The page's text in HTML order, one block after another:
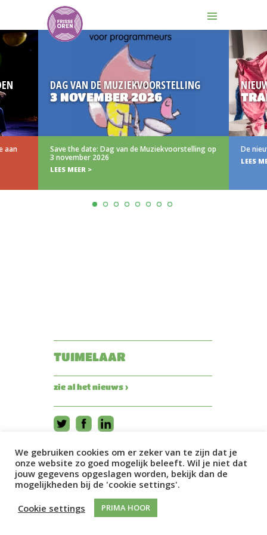
aan
DAG VAN DE MUZIEKVOORSTELLING
3 NOVEMBER 2026
Save the date: Dag van de Muziekvoorstelling op
3 november 2026
LEES MEER >
De
LEES
TUIMELAAR
zie al het nieuws ›
We gebruiken cookies om er zeker van te zijn dat je
onze website zo goed mogelijk beleeft. Wil je niet dat
jouw gegevens opgeslagen worden, bekijk dan de
mogelijkheden bij de 'cookie settings'.
Cookie settings
PRIMA HOOR